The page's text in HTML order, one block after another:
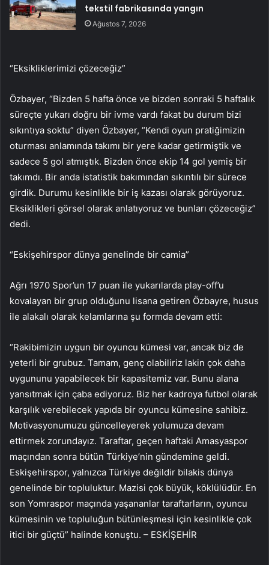
tekstil fabrikasında yangın
Ağustos 7, 2026
“Eksikliklerimizi çözeceğiz”
Özbayer, “Bizden 5 hafta önce ve bizden sonraki 5 haftalık
süreçte yukarı doğru bir ivme vardı fakat bu durum bizi
sıkıntıya soktu” diyen Özbayer, “Kendi oyun pratiğimizin
oturması anlamında takımı bir yere kadar getirmiştik ve
sadece 5 gol atmıştık. Bizden önce ekip 14 gol yemiş bir
takımdı. Bir anda istatistik bakımından sıkıntılı bir sürece
girdik. Durumu kesinlikle bir iş kazası olarak görüyoruz.
Eksiklikleri görsel olarak anlatıyoruz ve bunları çözeceğiz”
dedi.
“Eskişehirspor dünya genelinde bir camia”
Ağrı 1970 Spor’un 17 puan ile yukarılarda play-off’u
kovalayan bir grup olduğunu lisana getiren Özbayre, husus
ile alakalı olarak kelamlarına şu formda devam etti:
“Rakibimizin uygun bir oyuncu kümesi var, ancak biz de
yeterli bir grubuz. Tamam, genç olabiliriz lakin çok daha
uygununu yapabilecek bir kapasitemiz var. Bunu alana
yansıtmak için çaba ediyoruz. Biz her kadroya futbol olarak
karşılık verebilecek yapıda bir oyuncu kümesine sahibiz.
Motivasyonumuzu güncelleyerek yolumuza devam
ettirmek zorundayız. Taraftar, geçen haftaki Amasyaspor
maçından sonra bütün Türkiye’nin gündemine geldi.
Eskişehirspor, yalnızca Türkiye değildir bilakis dünya
genelinde bir topluluktur. Mazisi çok büyük, köklülüdür. En
son Yomraspor maçında yaşananlar taraftarların, oyuncu
kümesinin ve topluluğun bütünleşmesi için kesinlikle çok
itici bir güçtü” halinde konuştu. – ESKİŞEHİR